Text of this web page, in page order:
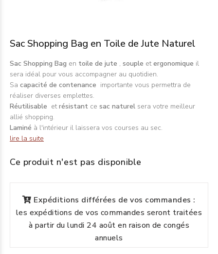
Sac Shopping Bag en Toile de Jute Naturel
Sac Shopping Bag en toile de jute , souple etergonomique il
sera idéal pour vous accompagner au quotidien.
Sa capacité de contenance importante vous permettra de
réaliser diverses emplettes.
Réutilisable etrésistant ce sac naturel sera votre meilleur
allié shopping.
Laminé à l'intérieur il laissera vos courses au sec.
lire la suite
Ce produit n'est pas disponible
Expéditions différées de vos commandes :
les expéditions de vos commandes seront traitées
à partir du lundi 24 août en raison de congés
annuels